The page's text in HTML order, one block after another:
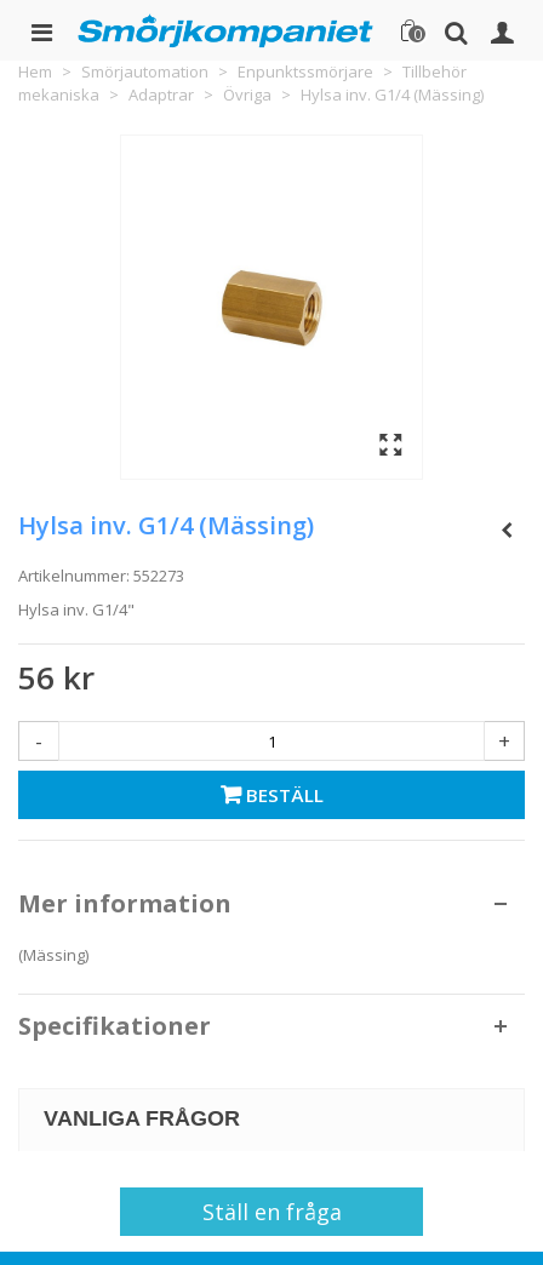
0
Hem > Smörjautomation > Enpunktssmörjare > Tillbehör
mekaniska > Adaptrar > Övriga > Hylsa inv. G1/4 (Mässing)
Hylsa inv. G1/4 (Mässing)
Artikelnummer: 552273
Hylsa inv. G1/4"
56 kr
- +
BESTÄLL
Mer information
(Mässing)
Specifikationer
VANLIGA FRÅGOR
Ställ en fråga